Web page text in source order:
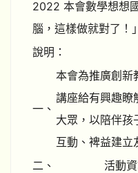
2022 本會數學想想
腦，這樣做就對了！
說明：
一、
本會為推廣創新
講座給有興趣瞭
大眾，以陪伴孩
互動、裨益建立
二、
活動資